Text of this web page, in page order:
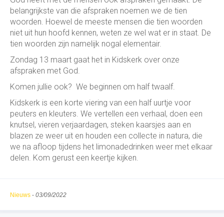
belangrijkste van die afspraken noemen we de tien
woorden. Hoewel de meeste mensen die tien woorden
niet uit hun hoofd kennen, weten ze wel wat er in staat. De
tien woorden zijn namelijk nogal elementair.
Zondag 13 maart gaat het in Kidskerk over onze
afspraken met God.
Komen jullie ook? We beginnen om half twaalf.
Kidskerk is een korte viering van een half uurtje voor
peuters en kleuters. We vertellen een verhaal, doen een
knutsel, vieren verjaardagen, steken kaarsjes aan en
blazen ze weer uit en houden een collecte in natura, die
we na afloop tijdens het limonadedrinken weer met elkaar
delen. Kom gerust een keertje kijken.
Nieuws - 03/09/2022